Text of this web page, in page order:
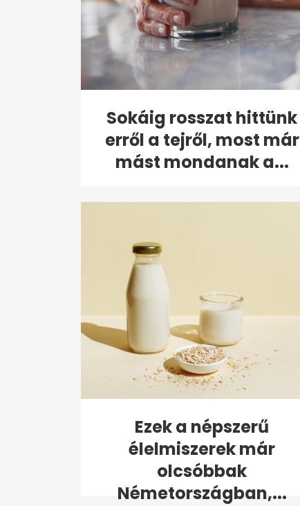
Sokáig rosszat hittünk
erről a tejről, most már
mást mondanak a...
Ezek a népszerű
élelmiszerek már
olcsóbbak
Németországban,...